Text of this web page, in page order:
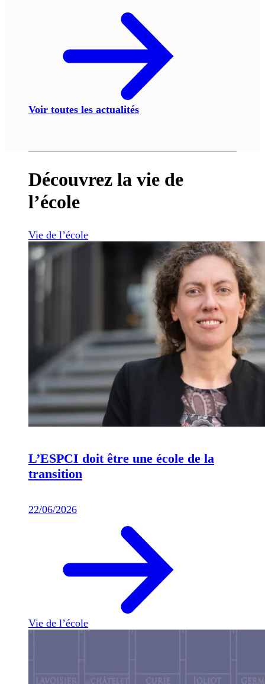
Voir toutes les actualités
Découvrez la vie de
l’école
Vie de l’école
L’ESPCI doit être une école de la
transition
22/06/2026
Vie de l’école